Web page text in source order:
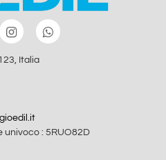
Italia
univoco : 5RUO82D